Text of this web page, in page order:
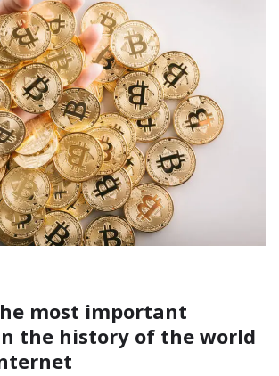
most important
the history of the world